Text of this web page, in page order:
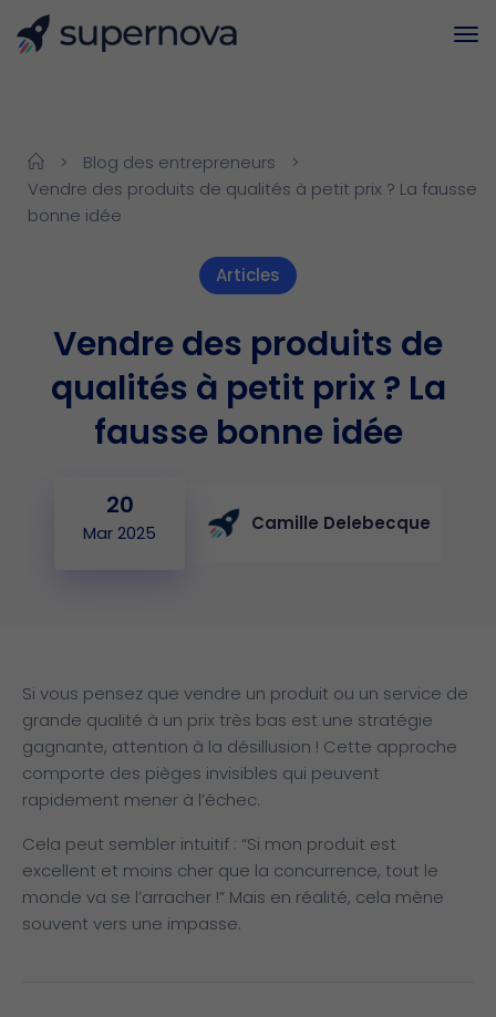
> Blog des entrepreneurs
>
Vendre des produits de qualités à petit prix ? La fausse
bonne idée
Articles
Vendre des produits de
qualités à petit prix ? La
fausse bonne idée
20
Mar 2025 Camille Delebecque
Si vous pensez que vendre un produit ou un service de
grande qualité à un prix très bas est une stratégie
gagnante, attention à la désillusion ! Cette approche
comporte des pièges invisibles qui peuvent
rapidement mener à l’échec.
Cela peut sembler intuitif : “Si mon produit est
excellent et moins cher que la concurrence, tout le
monde va se l’arracher !” Mais en réalité, cela mène
souvent vers une impasse.